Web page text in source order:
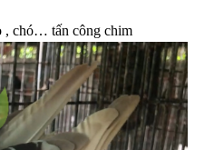
, chó… tấn công chim